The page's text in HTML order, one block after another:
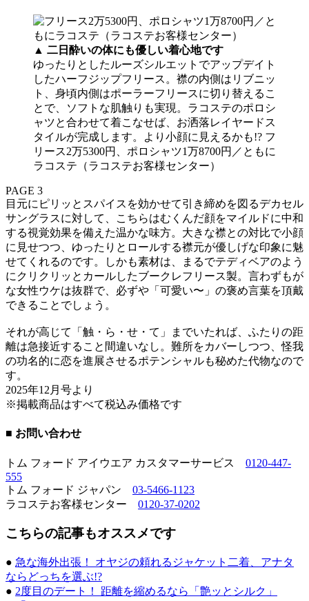
▲ 二日酔いの体にも優しい着心地です
ゆったりとしたルーズシルエットでアップデイト
したハーフジップフリース。襟の内側はリブニッ
ト、身頃内側はポーラーフリースに切り替えるこ
とで、ソフトな肌触りも実現。ラコステのポロシ
ャツと合わせて着こなせば、お洒落レイヤードス
タイルが完成します。より小顔に見えるかも!? フ
リース2万5300円、ポロシャツ1万8700円／ともに
ラコステ（ラコステお客様センター）
PAGE 3
目元にピリッとスパイスを効かせて引き締めを図るデカセル
サングラスに対して、こちらはむくんだ顔をマイルドに中和
する視覚効果を備えた温かな味方。大きな襟との対比で小顔
に見せつつ、ゆったりとロールする襟元が優しげな印象に魅
せてくれるのです。しかも素材は、まるでテディベアのよう
にクリクリッとカールしたブークレフリース製。言わずもが
な女性ウケは抜群で、必ずや「可愛い〜」の褒め言葉を頂戴
できることでしょう。
それが高じて「触・ら・せ・て」までいたれば、ふたりの距
離は急接近すること間違いなし。難所をカバーしつつ、怪我
の功名的に恋を進展させるポテンシャルも秘めた代物なので
す。
2025年12月号より
※掲載商品はすべて税込み価格です
■ お問い合わせ
トム フォード アイウエア カスタマーサービス 0120-447-
555
トム フォード ジャパン 03-5466-1123
ラコステお客様センター 0120-37-0202
こちらの記事もオススメです
● 急な海外出張！ オヤジの頼れるジャケット二着、アナタ
ならどっちを選ぶ!?
● 2度目のデート！ 距離を縮めるなら「艶ッとシルク」